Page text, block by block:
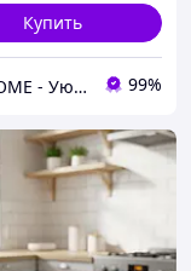
Купить
EVERHOME - Уют для дома 99%